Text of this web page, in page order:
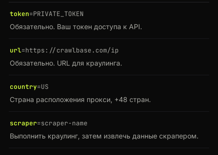
token=PRIVATE_TOKEN
Обязательно. Ваш токен доступа к API.
url=https://crawlbase.com/ip
Обязательно. URL для краулинга.
country=US
Страна расположения прокси, +48 стран.
scraper=scraper-name
Выполнить краулинг, затем извлечь данные скрапером.